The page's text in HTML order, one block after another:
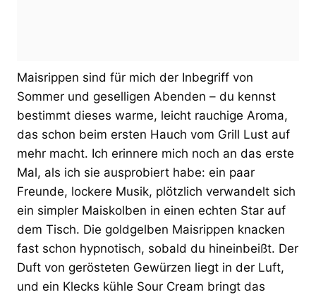
Maisrippen sind für mich der Inbegriff von
Sommer und geselligen Abenden – du kennst
bestimmt dieses warme, leicht rauchige Aroma,
das schon beim ersten Hauch vom Grill Lust auf
mehr macht. Ich erinnere mich noch an das erste
Mal, als ich sie ausprobiert habe: ein paar
Freunde, lockere Musik, plötzlich verwandelt sich
ein simpler Maiskolben in einen echten Star auf
dem Tisch. Die goldgelben Maisrippen knacken
fast schon hypnotisch, sobald du hineinbeißt. Der
Duft von gerösteten Gewürzen liegt in der Luft,
und ein Klecks kühle Sour Cream bringt das